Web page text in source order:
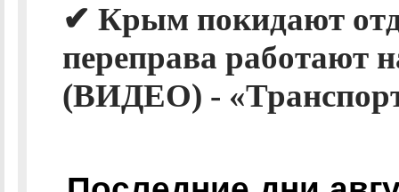
✔ Крым покидают
переправа работают
(ВИДЕО) -